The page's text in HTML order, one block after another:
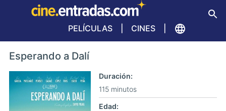
PELÍCULAS CINES
Esperando a Dalí
Duración
115 minutos
Edad